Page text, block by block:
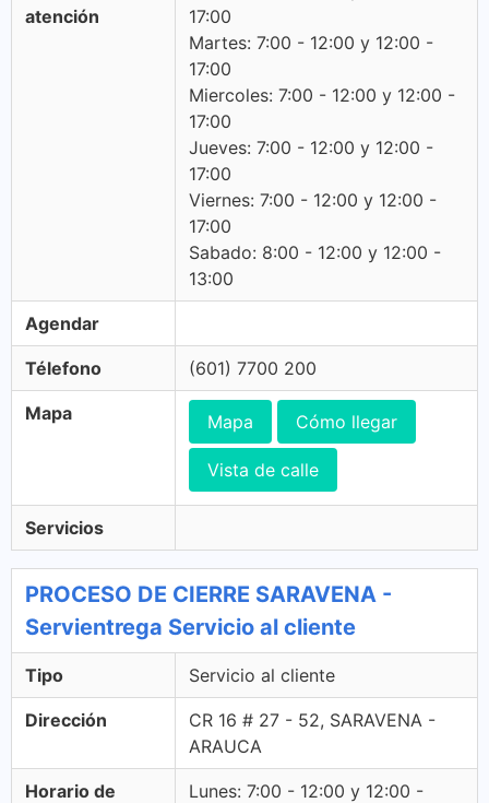
atención
17:00
Martes: 7:00 - 12:00 y 12:00 -
17:00
Miercoles: 7:00 - 12:00 y 12:00 -
17:00
Jueves: 7:00 - 12:00 y 12:00 -
17:00
Viernes: 7:00 - 12:00 y 12:00 -
17:00
Sabado: 8:00 - 12:00 y 12:00 -
13:00
Agendar
Télefono (601) 7700 200
Mapa Mapa Cómo llegar
Vista de calle
Servicios
PROCESO DE CIERRE SARAVENA -
Servientrega Servicio al cliente
Tipo Servicio al cliente
Dirección
CR 16 # 27 - 52, SARAVENA -
ARAUCA
Horario de
Lunes: 7:00 - 12:00 y 12:00 -